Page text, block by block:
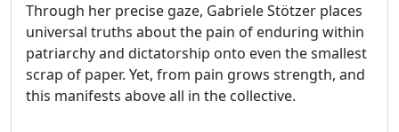
Through her precise gaze, Gabriele Stötzer places
universal truths about the pain of enduring within
patriarchy and dictatorship onto even the smallest
scrap of paper. Yet, from pain grows strength, and
this manifests above all in the collective.